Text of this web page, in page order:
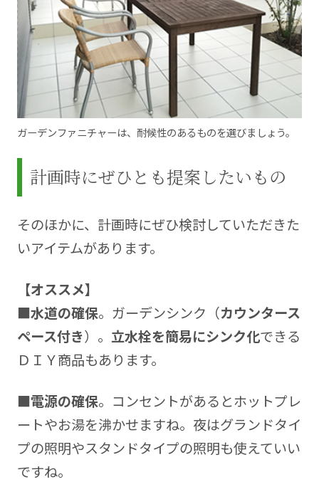
ガーデンファニチャーは、耐候性のあるものを選びましょう。
計画時にぜひとも提案したいもの
そのほかに、計画時にぜひ検討していただきた
いアイテムがあります。
【オススメ】
■水道の確保。ガーデンシンク（カウンタース
ペース付き）。 立水栓を簡易にシンク化できる
ＤＩＹ商品もあります。
■電源の確保。コンセントがあるとホットプレ
ートやお湯を沸かせますね。夜はグランドタイ
プの照明やスタンドタイプの照明も使えていい
ですね。